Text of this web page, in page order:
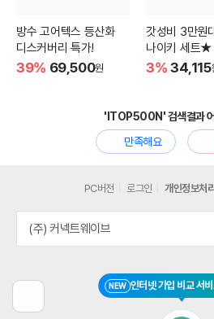
방수 고어텍스 등산화
디스커버리 특가!
39% 69,500원
갓성비 3만원
나이키 세트★
3% 34,115
'ITOP500N' 검색결과
만족해요
전
NEW 인터넷 가입 비교 서
PC버전 로그인 개인정보처
(주) 커넥트웨이브